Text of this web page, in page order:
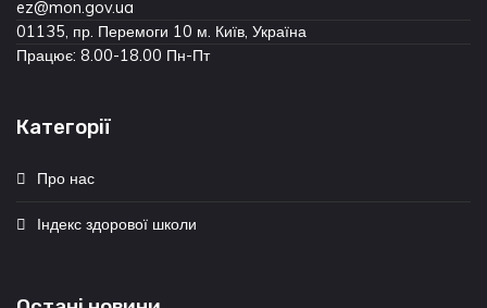
ez@mon.gov.ua
01135, пр. Перемоги 10 м. Київ, Україна
Працює: 8.00-18.00 Пн-Пт
Категорії
Про нас
Індекс здорової школи